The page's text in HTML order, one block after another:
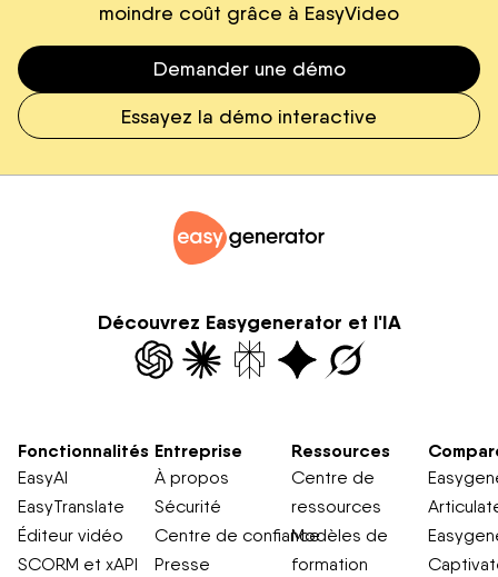
moindre coût grâce à EasyVideo
Demander une démo
Essayez la démo interactive
Découvrez Easygenerator et l'IA
Fonctionnalités
EasyAI
EasyTranslate
Éditeur vidéo
SCORM et xAPI
Entreprise
À propos
Sécurité
Centre de confiance
Presse
Ressources
Centre de
ressources
Modèles de
formation